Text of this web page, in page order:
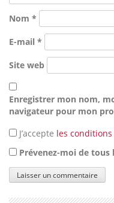
Nom *
E-mail *
Site web
Enregistrer mon nom,
navigateur pour mon
J’accepte les
Prévenez-moi de tous